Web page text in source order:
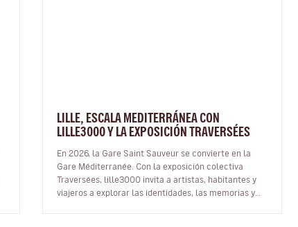
LILLE, ESCALA MEDITERRÁNEA CON
LILLE3000 Y LA EXPOSICIÓN TRAVERSÉES
En 2026, la Gare Saint Sauveur se convierte en la
Gare Méditerranée. Con la exposición colectiva
Traversées, lille3000 invita a artistas, habitantes y
viajeros a explorar las identidades, las memorias y